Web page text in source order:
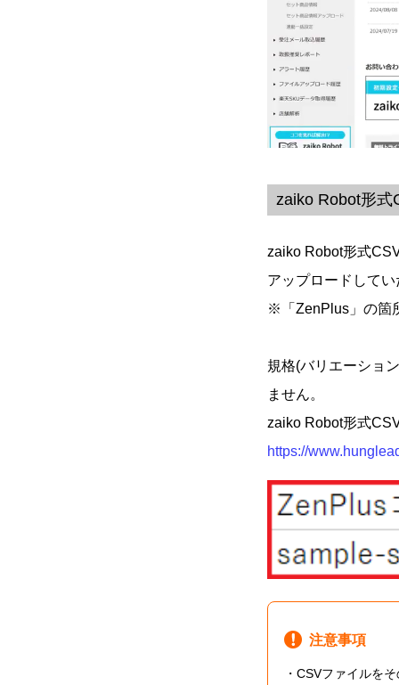
zaiko Robot形式
zaiko Robot形式
アップロードして
※「ZenPlus」の箇
規格(バリエーショ
ません。
zaiko Robot形式
https://
注意事項
・CSVファイルを